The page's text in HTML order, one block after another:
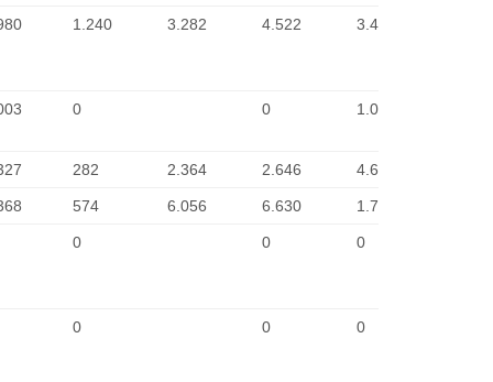
1.240 3.282 4.522 3.458
0 0 1.003
282 2.364 2.646 4.681
574 6.056 6.630 1.738
0 0 0
0 0 0